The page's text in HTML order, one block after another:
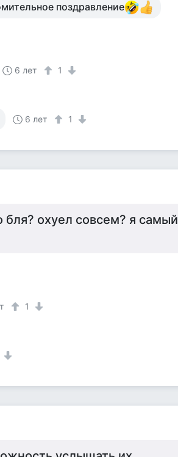
поздравление
6 лет 1
6 лет 1
охуел совсем? я самый
1